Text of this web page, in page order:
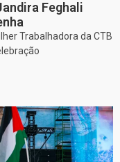
Feghali
Trabalhadora da CTB